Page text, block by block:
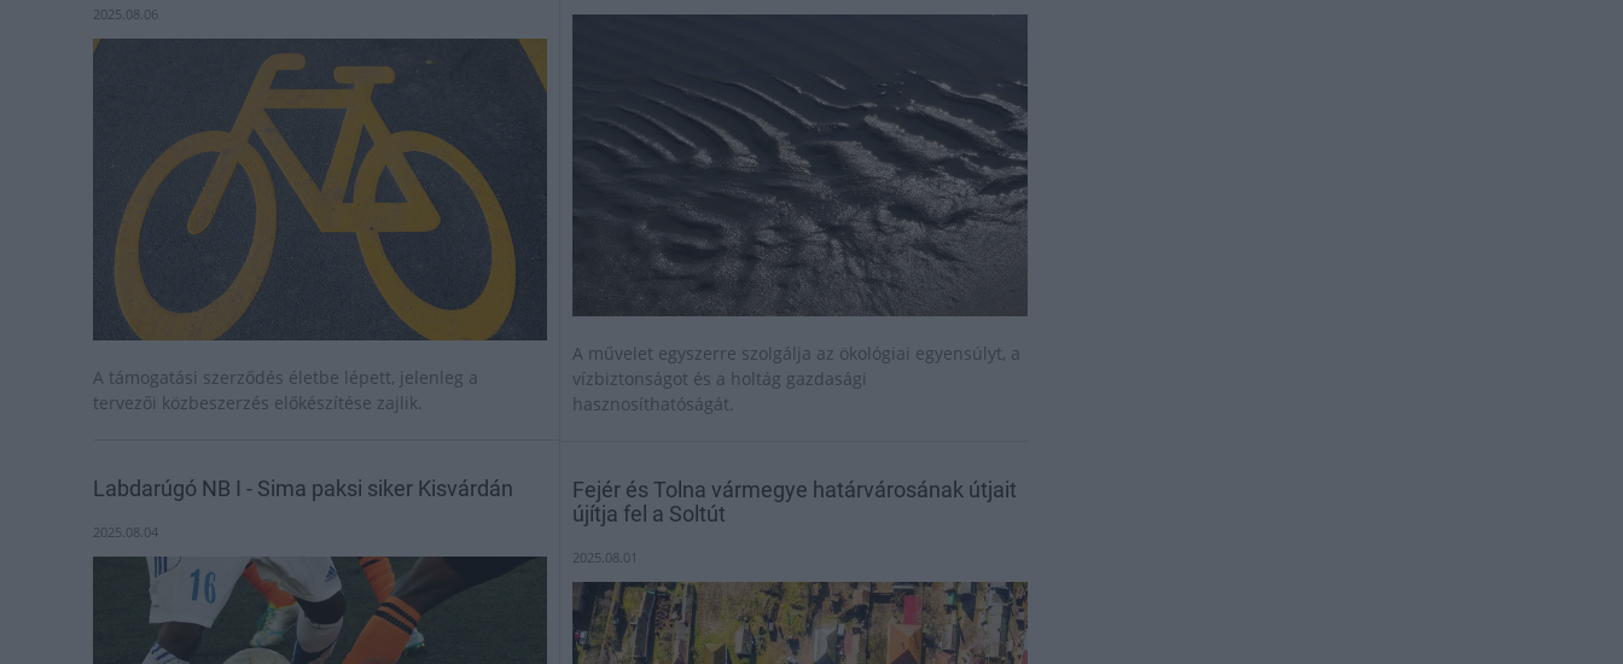
2025.08.06
A támogatási szerződés életbe lépett, jelenleg a
tervezői közbeszerzés előkészítése zajlik.
Labdarúgó NB I - Sima paksi siker Kisvárdán
2025.08.04
A művelet egyszerre szolgálja az ökológiai egyensúlyt, a
vízbiztonságot és a holtág gazdasági
hasznosíthatóságát.
Fejér és Tolna vármegye határvárosának útjait
újítja fel a Soltút
2025.08.01